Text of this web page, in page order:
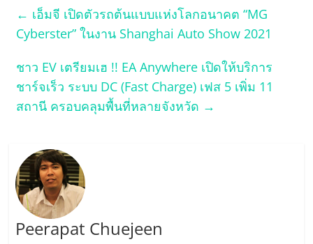
← เอ็มจี เปิดตัวรถต้นแบบแห่งโลกอนาคต “MG
Cyberster” ในงาน Shanghai Auto Show 2021
ชาว EV เตรียมเฮ !! EA Anywhere เปิดให้บริการ
ชาร์จเร็ว ระบบ DC (Fast Charge) เฟส 5 เพิ่ม 11
สถานี ครอบคลุมพื้นที่หลายจังหวัด →
Peerapat Chuejeen